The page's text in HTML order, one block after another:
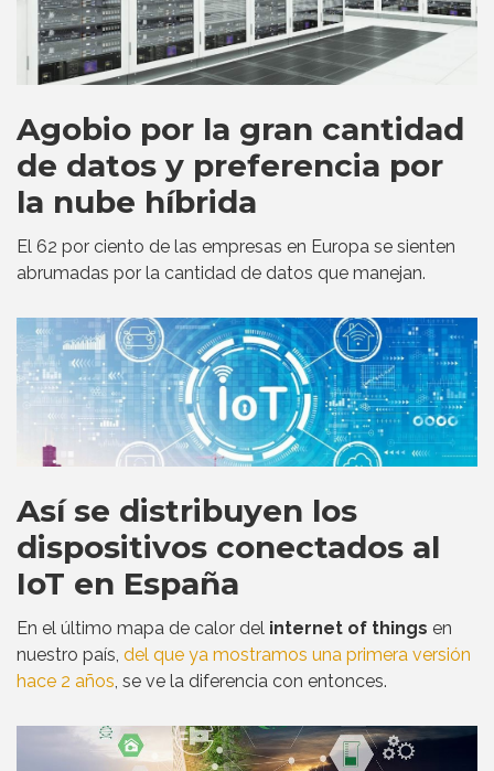
Agobio por la gran cantidad
de datos y preferencia por
la nube híbrida
El 62 por ciento de las empresas en Europa se sienten
abrumadas por la cantidad de datos que manejan.
Así se distribuyen los
dispositivos conectados al
IoT en España
En el último mapa de calor del internet of things en
nuestro país, del que ya mostramos una primera versión
hace 2 años, se ve la diferencia con entonces.